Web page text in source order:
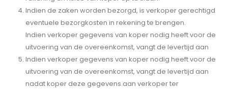
Indien de zaken worden bezorgd, is verkoper gerechtigd
eventuele bezorgkosten in rekening te brengen.
Indien verkoper gegevens van koper nodig heeft voor de
uitvoering van de overeenkomst, vangt de levertijd aan
Indien verkoper gegevens van koper nodig heeft voor de
uitvoering van de overeenkomst, vangt de levertijd aan
nadat koper deze gegevens aan verkoper ter